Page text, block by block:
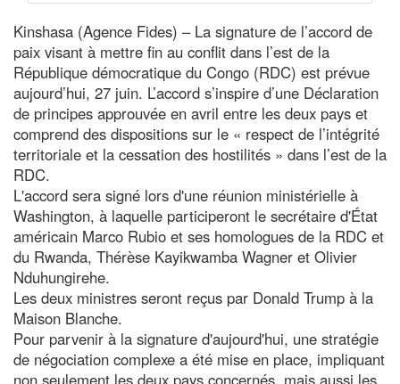
Kinshasa (Agence Fides) – La signature de l’accord de
paix visant à mettre fin au conflit dans l’est de la
République démocratique du Congo (RDC) est prévue
aujourd’hui, 27 juin. L’accord s’inspire d’une Déclaration
de principes approuvée en avril entre les deux pays et
comprend des dispositions sur le « respect de l’intégrité
territoriale et la cessation des hostilités » dans l’est de la
RDC.
L'accord sera signé lors d'une réunion ministérielle à
Washington, à laquelle participeront le secrétaire d'État
américain Marco Rubio et ses homologues de la RDC et
du Rwanda, Thérèse Kayikwamba Wagner et Olivier
Nduhungirehe.
Les deux ministres seront reçus par Donald Trump à la
Maison Blanche.
Pour parvenir à la signature d'aujourd'hui, une stratégie
de négociation complexe a été mise en place, impliquant
non seulement les deux pays concernés, mais aussi les